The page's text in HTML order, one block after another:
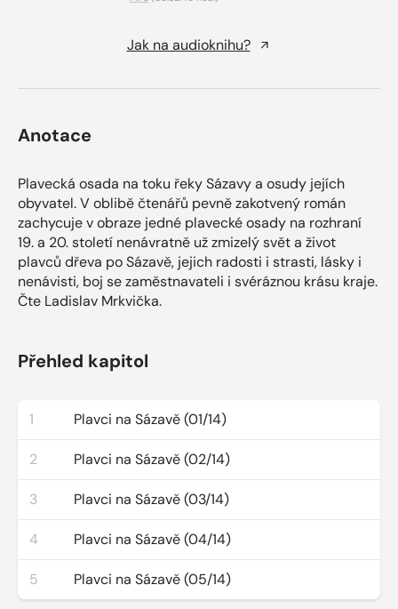
Jak na audioknihu?
Anotace
Plavecká osada na toku řeky Sázavy a osudy jejích
obyvatel. V oblibě čtenářů pevně zakotvený román
zachycuje v obraze jedné plavecké osady na rozhraní
19. a 20. století nenávratně už zmizelý svět a život
plavců dřeva po Sázavě, jejich radosti i strasti, lásky i
nenávisti, boj se zaměstnavateli i svéráznou krásu kraje.
Čte Ladislav Mrkvička.
Přehled kapitol
1 Plavci na Sázavě (01/14)
2 Plavci na Sázavě (02/14)
3 Plavci na Sázavě (03/14)
4 Plavci na Sázavě (04/14)
5 Plavci na Sázavě (05/14)